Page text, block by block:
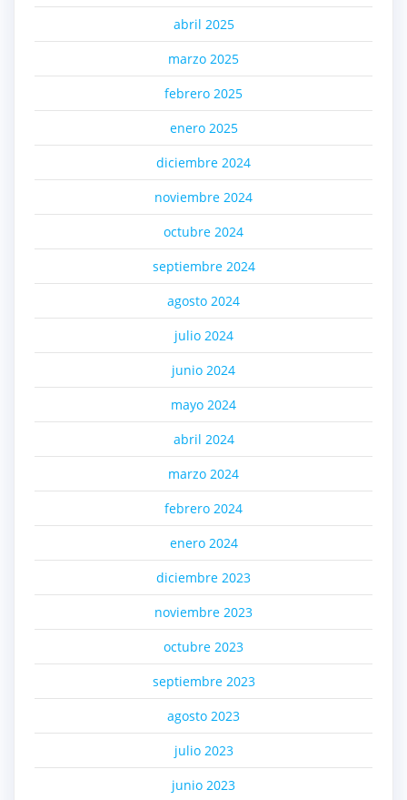
abril 2025
marzo 2025
febrero 2025
enero 2025
diciembre 2024
noviembre 2024
octubre 2024
septiembre 2024
agosto 2024
julio 2024
junio 2024
mayo 2024
abril 2024
marzo 2024
febrero 2024
enero 2024
diciembre 2023
noviembre 2023
octubre 2023
septiembre 2023
agosto 2023
julio 2023
junio 2023